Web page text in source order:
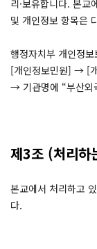
리·보유합니다. 본교
및 개인정보 항목은
행정자치부 개인정
[개인정보민원] → [
→ 기관명에 “부산외
제3조 (처리하
본교에서 처리하고
다.